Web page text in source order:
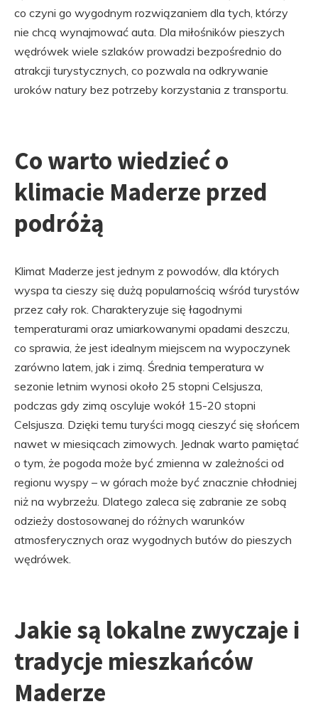
co czyni go wygodnym rozwiązaniem dla tych, którzy
nie chcą wynajmować auta. Dla miłośników pieszych
wędrówek wiele szlaków prowadzi bezpośrednio do
atrakcji turystycznych, co pozwala na odkrywanie
uroków natury bez potrzeby korzystania z transportu.
Co warto wiedzieć o
klimacie Maderze przed
podróżą
Klimat Maderze jest jednym z powodów, dla których
wyspa ta cieszy się dużą popularnością wśród turystów
przez cały rok. Charakteryzuje się łagodnymi
temperaturami oraz umiarkowanymi opadami deszczu,
co sprawia, że jest idealnym miejscem na wypoczynek
zarówno latem, jak i zimą. Średnia temperatura w
sezonie letnim wynosi około 25 stopni Celsjusza,
podczas gdy zimą oscyluje wokół 15-20 stopni
Celsjusza. Dzięki temu turyści mogą cieszyć się słońcem
nawet w miesiącach zimowych. Jednak warto pamiętać
o tym, że pogoda może być zmienna w zależności od
regionu wyspy – w górach może być znacznie chłodniej
niż na wybrzeżu. Dlatego zaleca się zabranie ze sobą
odzieży dostosowanej do różnych warunków
atmosferycznych oraz wygodnych butów do pieszych
wędrówek.
Jakie są lokalne zwyczaje i
tradycje mieszkańców
Maderze